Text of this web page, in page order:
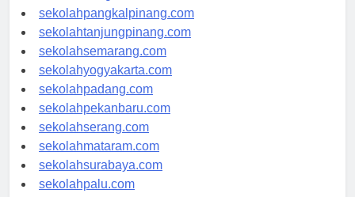
sekolahbengkulu.com
sekolahpangkalpinang.com
sekolahtanjungpinang.com
sekolahsemarang.com
sekolahyogyakarta.com
sekolahpadang.com
sekolahpekanbaru.com
sekolahserang.com
sekolahmataram.com
sekolahsurabaya.com